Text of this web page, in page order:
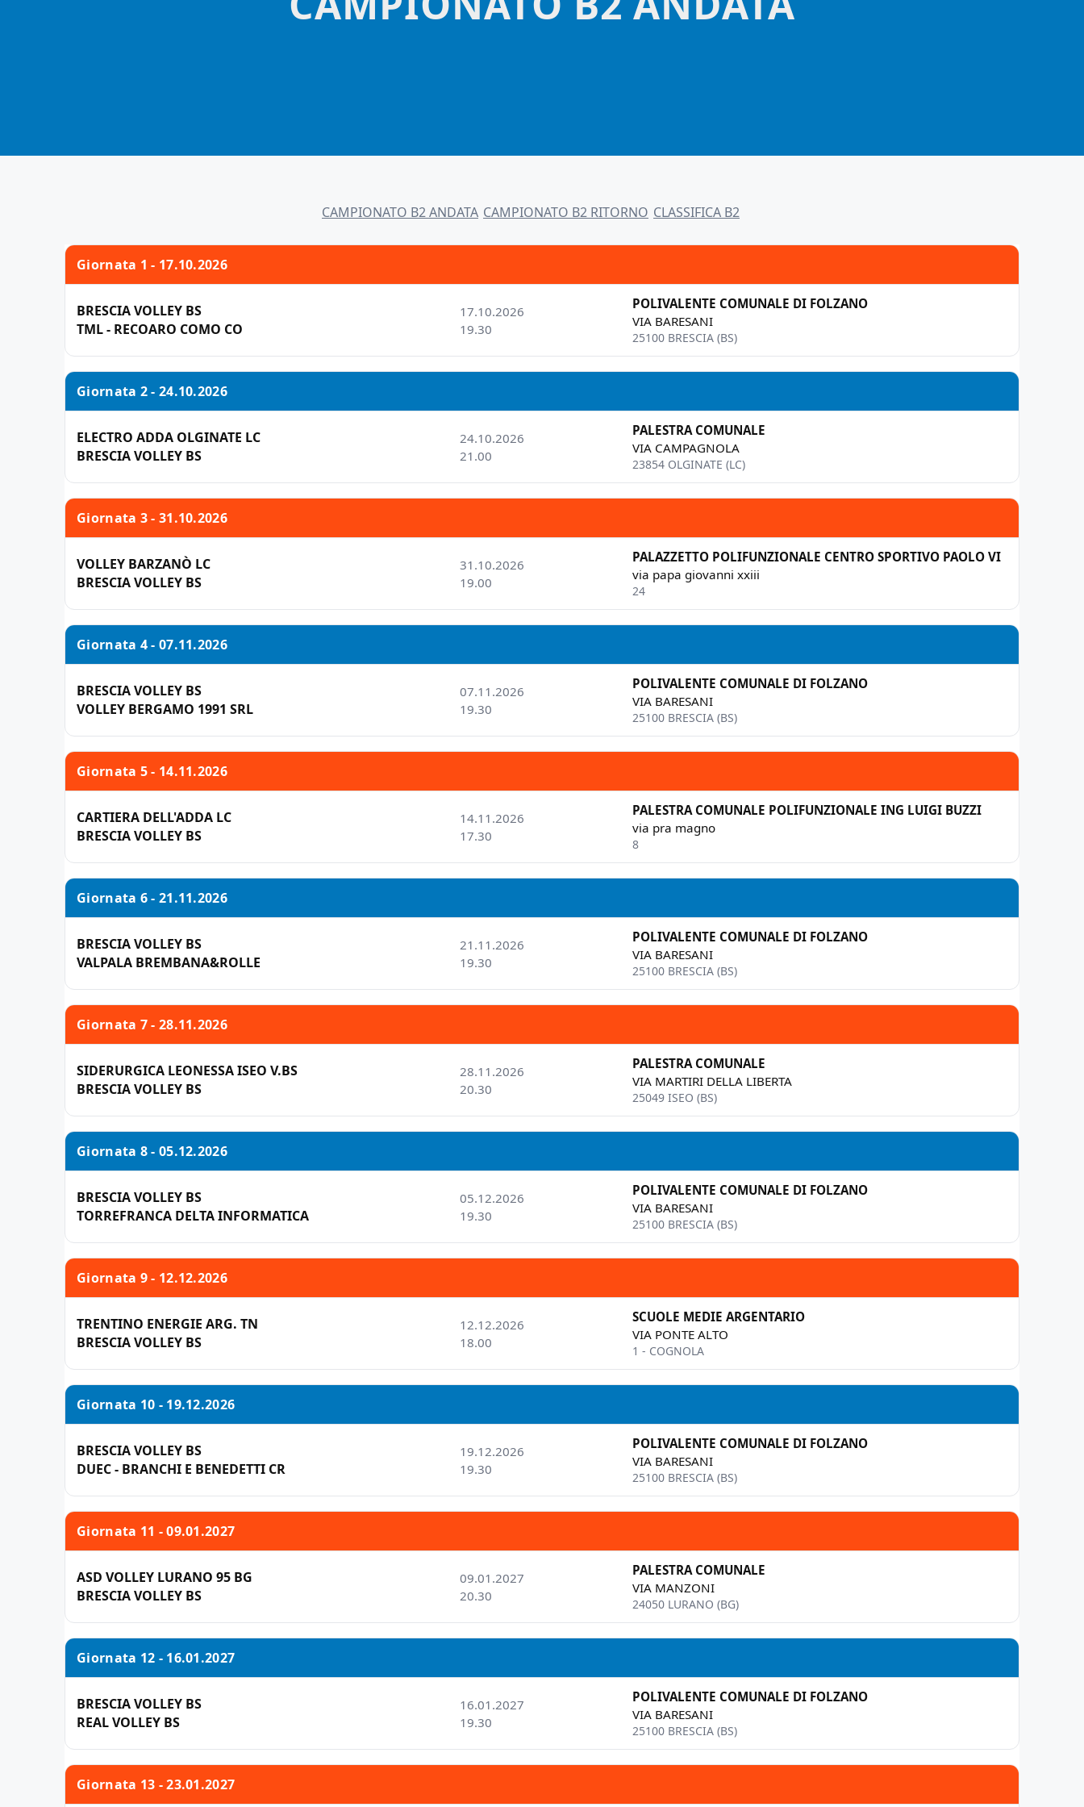
CAMPIONATO B2 ANDATA CAMPIONATO B2 RITORNO CLASSIFICA B2
Giornata 1 - 17.10.2026
BRESCIA VOLLEY BS
TML - RECOARO COMO CO
17.10.2026
19.30
POLIVALENTE COMUNALE DI FOLZANO
VIA BARESANI
25100 BRESCIA (BS)
Giornata 2 - 24.10.2026
ELECTRO ADDA OLGINATE LC
BRESCIA VOLLEY BS
24.10.2026
21.00
PALESTRA COMUNALE
VIA CAMPAGNOLA
23854 OLGINATE (LC)
Giornata 3 - 31.10.2026
VOLLEY BARZANÒ LC
BRESCIA VOLLEY BS
31.10.2026
19.00
PALAZZETTO POLIFUNZIONALE CENTRO SPORTIVO PAOLO VI
via papa giovanni xxiii
24
Giornata 4 - 07.11.2026
BRESCIA VOLLEY BS
VOLLEY BERGAMO 1991 SRL
07.11.2026
19.30
POLIVALENTE COMUNALE DI FOLZANO
VIA BARESANI
25100 BRESCIA (BS)
Giornata 5 - 14.11.2026
CARTIERA DELL'ADDA LC
BRESCIA VOLLEY BS
14.11.2026
17.30
PALESTRA COMUNALE POLIFUNZIONALE ING LUIGI BUZZI
via pra magno
8
Giornata 6 - 21.11.2026
BRESCIA VOLLEY BS
VALPALA BREMBANA&ROLLE
21.11.2026
19.30
POLIVALENTE COMUNALE DI FOLZANO
VIA BARESANI
25100 BRESCIA (BS)
Giornata 7 - 28.11.2026
SIDERURGICA LEONESSA ISEO V.BS
BRESCIA VOLLEY BS
28.11.2026
20.30
PALESTRA COMUNALE
VIA MARTIRI DELLA LIBERTA
25049 ISEO (BS)
Giornata 8 - 05.12.2026
BRESCIA VOLLEY BS
TORREFRANCA DELTA INFORMATICA
05.12.2026
19.30
POLIVALENTE COMUNALE DI FOLZANO
VIA BARESANI
25100 BRESCIA (BS)
Giornata 9 - 12.12.2026
TRENTINO ENERGIE ARG. TN
BRESCIA VOLLEY BS
12.12.2026
18.00
SCUOLE MEDIE ARGENTARIO
VIA PONTE ALTO
1 - COGNOLA
Giornata 10 - 19.12.2026
BRESCIA VOLLEY BS
DUEC - BRANCHI E BENEDETTI CR
19.12.2026
19.30
POLIVALENTE COMUNALE DI FOLZANO
VIA BARESANI
25100 BRESCIA (BS)
Giornata 11 - 09.01.2027
ASD VOLLEY LURANO 95 BG
BRESCIA VOLLEY BS
09.01.2027
20.30
PALESTRA COMUNALE
VIA MANZONI
24050 LURANO (BG)
Giornata 12 - 16.01.2027
BRESCIA VOLLEY BS
REAL VOLLEY BS
16.01.2027
19.30
POLIVALENTE COMUNALE DI FOLZANO
VIA BARESANI
25100 BRESCIA (BS)
Giornata 13 - 23.01.2027